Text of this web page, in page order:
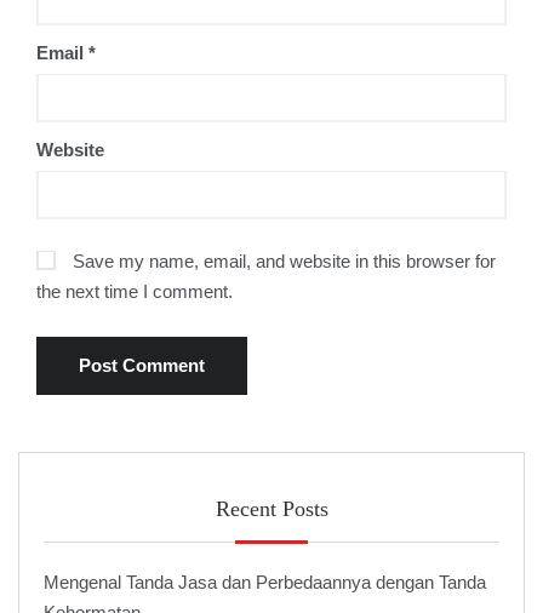
Email *
Website
Save my name, email, and website in this browser for
the next time I comment.
Recent Posts
Mengenal Tanda Jasa dan Perbedaannya dengan Tanda